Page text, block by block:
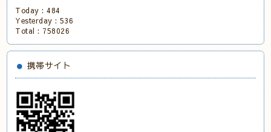
Today :484
Yesterday :536
Total : 758026
携帯サイト